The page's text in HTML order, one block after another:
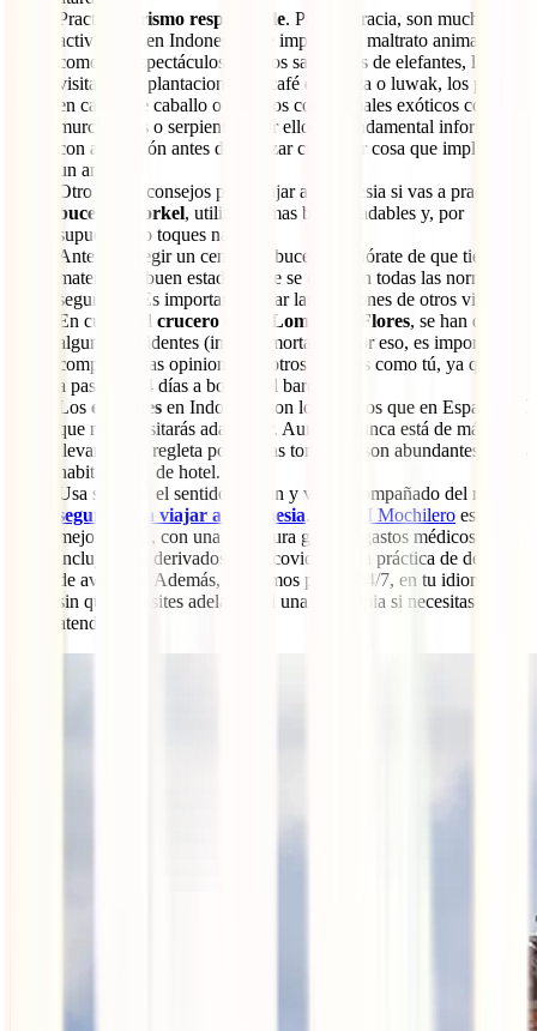
Practica
turismo responsable. Por desgracia, son muchas las
actividades en Indonesia que implican el maltrato animal
como los espectáculos y falsos santuarios de elefantes, las
visitas a las plantaciones de café de civeta o luwak, los paseos
en carros de caballo o las fotos con animales exóticos como
murciélagos o serpientes. Por ello, es fundamental informarse
con antelación antes de realizar cualquier cosa que implique a
un animal.
Otro de los consejos para viajar a Indonesia si vas a practicar
buceo o snorkel, utiliza cremas biodegradables y, por
supuesto, no toques nada.
Antes de elegir un centro de buceo, cerciórate de que tienen
material en buen estado y que se cumplen todas las normas de
seguridad. Es importante mirar las opiniones de otros viajeros.
En cuanto al crucero entre Lombok y Flores, se han dado
algunos accidentes (incluso mortales). Por eso, es importante
comprobar las opiniones de otros viajeros como tú, ya que vas
a pasar 3 o 4 días a bordo del barco.
Los enchufes en Indonesia son los mismos que en España, así
que no necesitarás adaptador. Aun así, nunca está de más
llevarse una regleta porque las tomas no son abundantes en las
habitaciones de hotel.
Usa siempre el sentido común y viaja acompañado del mejor
seguro para viajar a Indonesia. El IATI Mochilero es tu
mejor aliado, con una cobertura gran de gastos médicos que
incluyen los derivados de la covid-19 y la práctica de deportes
de aventura. Además, estaremos para ti 24/7, en tu idioma y
sin que necesites adelantar ni una sola rupia si necesitas ser
atendido.